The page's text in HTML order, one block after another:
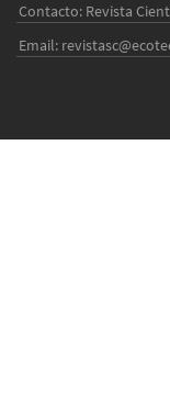
Contacto: Revista
Email: